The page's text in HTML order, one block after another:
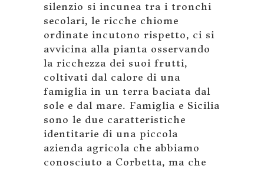
silenzio si incunea tra i tronchi
secolari, le ricche chiome
ordinate incutono rispetto, ci si
avvicina alla pianta osservando
la ricchezza dei suoi frutti,
coltivati dal calore di una
famiglia in un terra baciata dal
sole e dal mare. Famiglia e Sicilia
sono le due caratteristiche
identitarie di una piccola
azienda agricola che abbiamo
conosciuto a Corbetta, ma che